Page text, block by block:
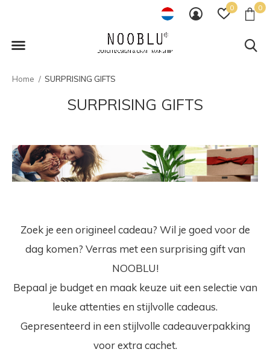
0 0
Home SURPRISING GIFTS
SURPRISING GIFTS
Zoek je een origineel cadeau? Wil je goed voor de
dag komen? Verras met een surprising gift van
NOOBLU!
Bepaal je budget en maak keuze uit een selectie van
leuke attenties en stijlvolle cadeaus.
Gepresenteerd in een stijlvolle cadeauverpakking
voor extra cachet.